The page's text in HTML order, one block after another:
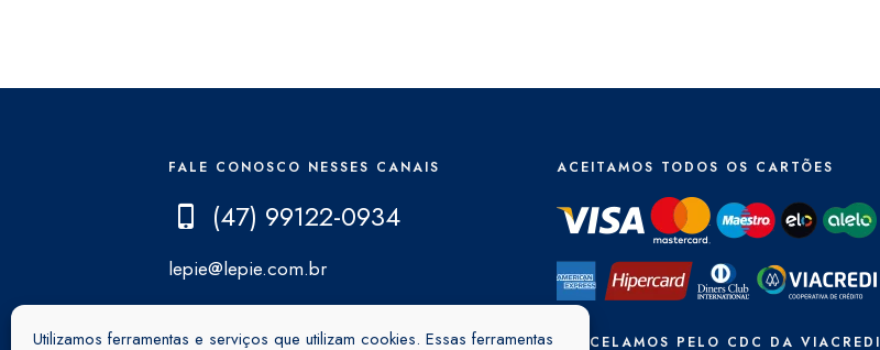
Utilizamos ferramentas e serviços que utilizam cookies. Essas ferramentas
FALE CONOSCO NESSES CANAIS
(47) 99122-0934
lepie@lepie.com.br
ACEITAMOS TODOS OS CARTÕES
PARCELAMOS PELO CDC DA VIACREDI